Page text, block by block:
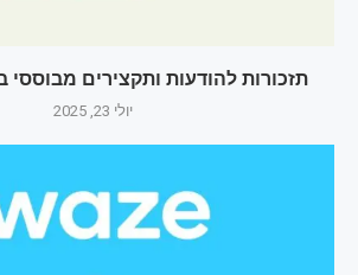
תזכורות להודעות ותקצירים מבוססי
יולי 23, 2025